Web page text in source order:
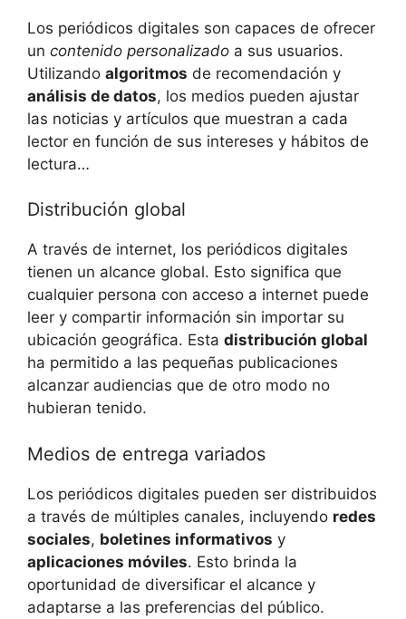
Los periódicos digitales son capaces de ofrecer
un contenido personalizado a sus usuarios.
Utilizando algoritmos de recomendación y
análisis de datos, los medios pueden ajustar
las noticias y artículos que muestran a cada
lector en función de sus intereses y hábitos de
lectura…
Distribución global
A través de internet, los periódicos digitales
tienen un alcance global. Esto significa que
cualquier persona con acceso a internet puede
leer y compartir información sin importar su
ubicación geográfica. Esta distribución global
ha permitido a las pequeñas publicaciones
alcanzar audiencias que de otro modo no
hubieran tenido.
Medios de entrega variados
Los periódicos digitales pueden ser distribuidos
a través de múltiples canales, incluyendo redes
sociales, boletines informativos y
aplicaciones móviles. Esto brinda la
oportunidad de diversificar el alcance y
adaptarse a las preferencias del público.